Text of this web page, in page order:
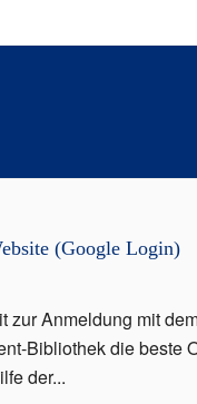
(Google Login)
Anmeldung mit
Bibliothek die beste
der...